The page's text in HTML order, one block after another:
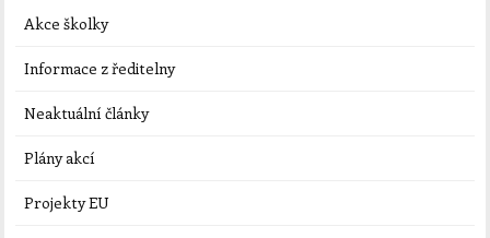
Akce školky
Informace z ředitelny
Neaktuální články
Plány akcí
Projekty EU